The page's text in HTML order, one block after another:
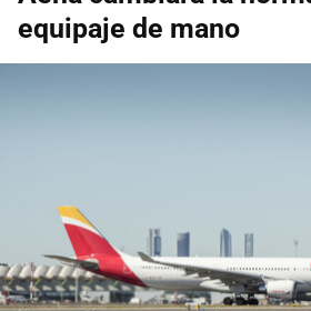
equipaje de mano